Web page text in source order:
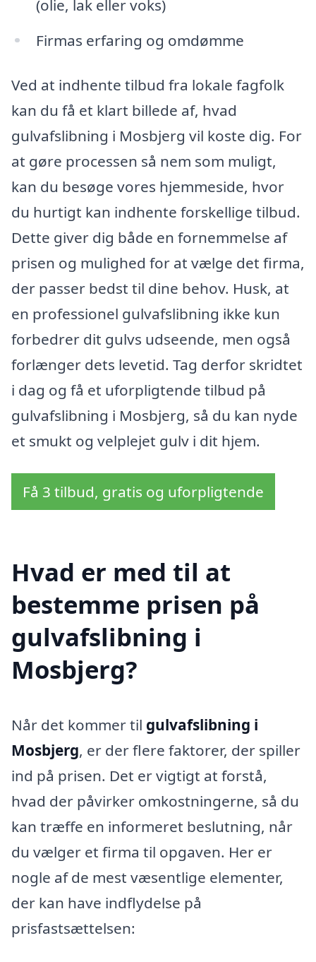
(olie, lak eller voks)
Firmas erfaring og omdømme
Ved at indhente tilbud fra lokale fagfolk
kan du få et klart billede af, hvad
gulvafslibning i Mosbjerg vil koste dig. For
at gøre processen så nem som muligt,
kan du besøge vores hjemmeside, hvor
du hurtigt kan indhente forskellige tilbud.
Dette giver dig både en fornemmelse af
prisen og mulighed for at vælge det firma,
der passer bedst til dine behov. Husk, at
en professionel gulvafslibning ikke kun
forbedrer dit gulvs udseende, men også
forlænger dets levetid. Tag derfor skridtet
i dag og få et uforpligtende tilbud på
gulvafslibning i Mosbjerg, så du kan nyde
et smukt og velplejet gulv i dit hjem.
Få 3 tilbud, gratis og uforpligtende
Hvad er med til at
bestemme prisen på
gulvafslibning i
Mosbjerg?
Når det kommer til gulvafslibning i
Mosbjerg, er der flere faktorer, der spiller
ind på prisen. Det er vigtigt at forstå,
hvad der påvirker omkostningerne, så du
kan træffe en informeret beslutning, når
du vælger et firma til opgaven. Her er
nogle af de mest væsentlige elementer,
der kan have indflydelse på
prisfastsættelsen: